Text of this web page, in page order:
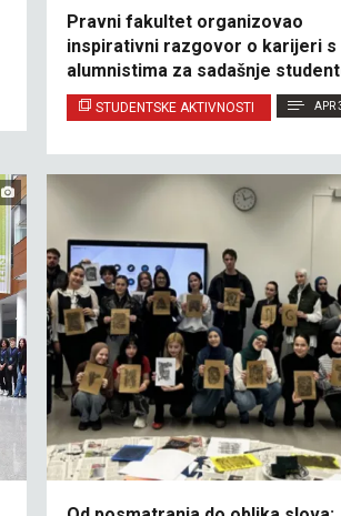
Pravni fakultet organizovao
inspirativni razgovor o karijeri s
alumnistima za sadašnje
STUDENTSKE AKTIVNOSTI APR